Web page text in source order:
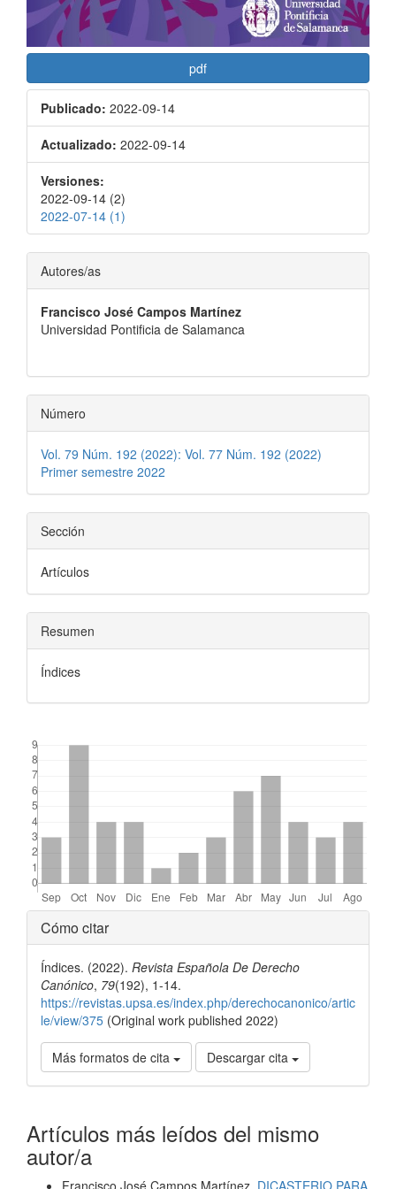
pdf
Publicado: 2022-09-14
Actualizado: 2022-09-14
Versiones:
2022-09-14 (2)
2022-07-14 (1)
Contenido
principal
del
Autores/as
Francisco José Campos Martínez
Universidad Pontificia de Salamanca
Número
Vol. 79 Núm. 192 (2022): Vol. 77 Núm. 192 (2022)
Primer semestre 2022
Sección
Artículos
Resumen
Índices
Detalles
del
artículo
Cómo citar
Índices. (2022). Revista Española De Derecho
Canónico, 79(192), 1-14.
https://revistas.upsa.es/index.php/derechocanonico/artic
le/view/375 (Original work published 2022)
Más formatos de cita Descargar cita
Artículos más leídos del mismo
autor/a